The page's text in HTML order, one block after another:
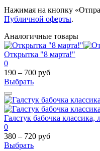
Нажимая на кнопку
Публичной оферты.
Аналогичные товары
Открытка "8 марта!"
0
190 – 700 руб
Выбрать
Галстук бабочка классика,
0
380 – 720 руб
Выбрать